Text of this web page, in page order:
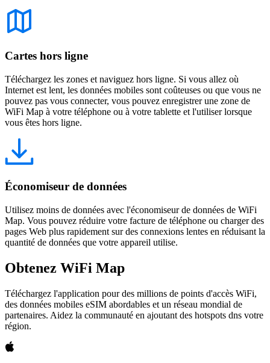
Cartes hors ligne
Téléchargez les zones et naviguez hors ligne. Si vous allez où
Internet est lent, les données mobiles sont coûteuses ou que vous ne
pouvez pas vous connecter, vous pouvez enregistrer une zone de
WiFi Map à votre téléphone ou à votre tablette et l'utiliser lorsque
vous êtes hors ligne.
Économiseur de données
Utilisez moins de données avec l'économiseur de données de WiFi
Map. Vous pouvez réduire votre facture de téléphone ou charger des
pages Web plus rapidement sur des connexions lentes en réduisant la
quantité de données que votre appareil utilise.
Obtenez WiFi Map
Téléchargez l'application pour des millions de points d'accès WiFi,
des données mobiles eSIM abordables et un réseau mondial de
partenaires. Aidez la communauté en ajoutant des hotspots dns votre
région.